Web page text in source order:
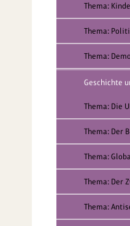
Thema:
Thema:
Thema:
Geschichte
Thema: Die
Thema: Der
Thema:
Thema: Der
Thema: